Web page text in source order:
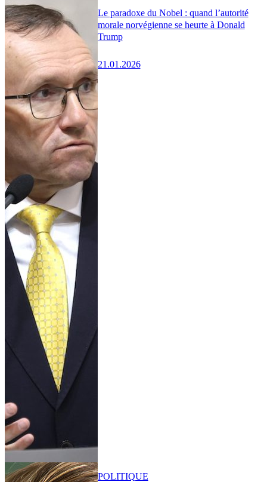
Le paradoxe du Nobel : quand l’autorité
morale norvégienne se heurte à Donald
Trump
21.01.2026
POLITIQUE